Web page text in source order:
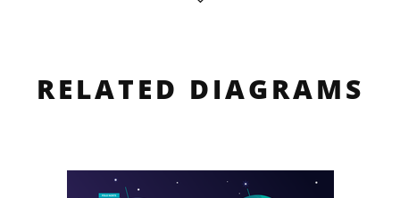
RELATED DIAGRAMS